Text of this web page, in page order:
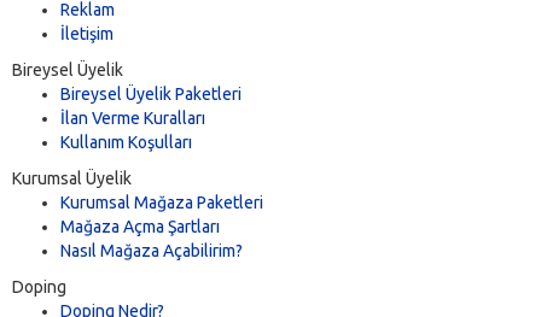
Reklam
İletişim
Bireysel Üyelik
Bireysel Üyelik Paketleri
İlan Verme Kuralları
Kullanım Koşulları
Kurumsal Üyelik
Kurumsal Mağaza Paketleri
Mağaza Açma Şartları
Nasıl Mağaza Açabilirim?
Doping
Doping Nedir?